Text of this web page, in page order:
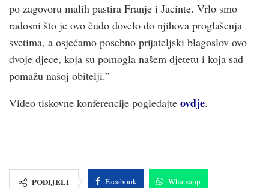
po zagovoru malih pastira Franje i Jacinte. Vrlo smo
radosni što je ovo čudo dovelo do njihova proglašenja
svetima, a osjećamo posebno prijateljski blagoslov ovo
dvoje djece, koja su pomogla našem djetetu i koja sad
pomažu našoj obitelji.”
Video tiskovne konferencije pogledajte ovdje.
PODIJELI Facebook Whatsapp